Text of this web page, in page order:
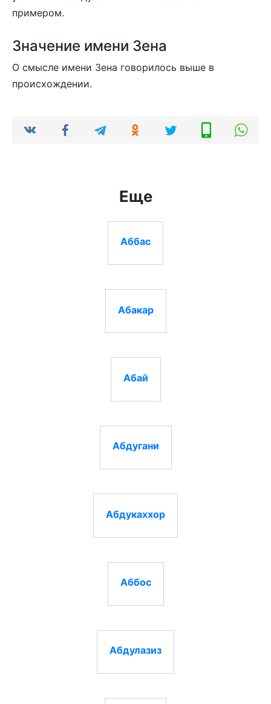
примером.
Значение имени Зена
О смысле имени Зена говорилось выше в
происхождении.
Еще
Аббас
Абакар
Абай
Абдугани
Абдукаххор
Аббос
Абдулазиз